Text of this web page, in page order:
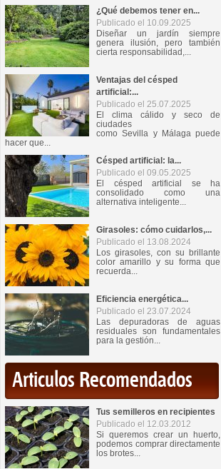
¿Qué debemos tener en...
Publicado el 10.09.2025
Diseñar un jardín siempre
genera ilusión, pero también
cierta responsabilidad,...
Ventajas del césped
artificial:...
Publicado el 25.07.2025
El clima cálido y seco de
ciudades
como Sevilla y Málaga puede
hacer que...
Césped artificial: la...
Publicado el 09.05.2025
El césped artificial se ha
consolidado como una
alternativa inteligente...
Girasoles: cómo cuidarlos,...
Publicado el 13.08.2024
Los girasoles, con su brillante
color amarillo y su forma que
recuerda...
Eficiencia energética...
Publicado el 23.07.2024
Las depuradoras de aguas
residuales son fundamentales
para la gestión...
Articulos Recomendados
Tus semilleros en recipientes
Publicado el 12.03.2012
Si queremos crear un huerto,
podemos comprar directamente
los brotes...